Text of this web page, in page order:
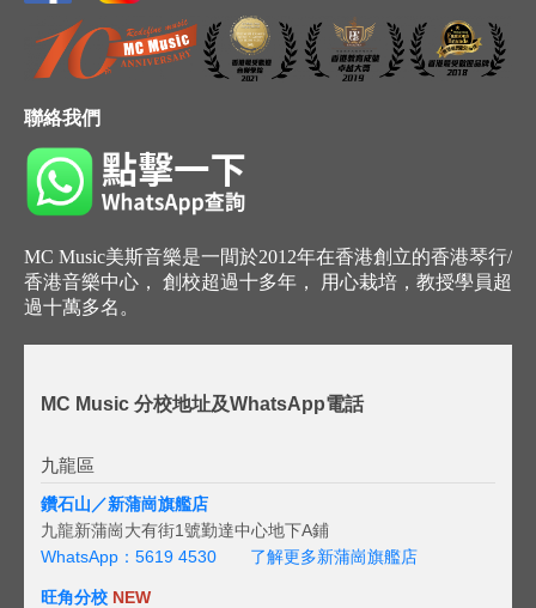
聯絡我們
MC Music美斯音樂是一間於2012年在香港創立的香港琴行/
香港音樂中心， 創校超過十多年， 用心栽培，教授學員超
過十萬多名。
MC Music 分校地址及WhatsApp電話
九龍區
鑽石山／新蒲崗旗艦店
九龍新蒲崗大有街1號勤達中心地下A鋪
WhatsApp：5619 4530
了解更多新蒲崗旗艦店
旺角分校 NEW